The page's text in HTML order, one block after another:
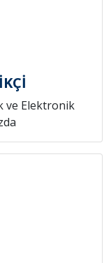
ve Elektronik